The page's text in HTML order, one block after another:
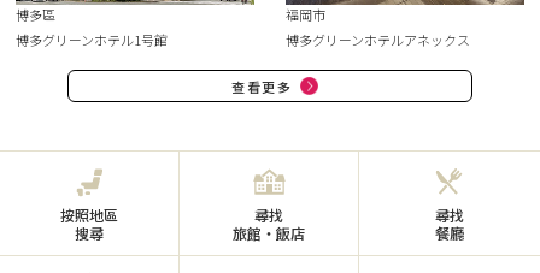
博多區
博多グリーンホテル1号館
福岡市
博多グリーンホテルアネックス
查看更多
按照地區
搜尋
尋找
旅館・飯店
尋找
餐廳